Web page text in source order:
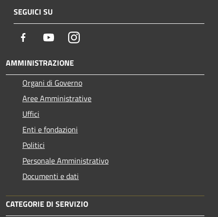
SEGUICI SU
Facebook YoutubeInstagram
AMMINISTRAZIONE
Organi di Governo
Aree Amministrative
Uffici
Enti e fondazioni
Politici
Personale Amministrativo
Documenti e dati
CATEGORIE DI SERVIZIO